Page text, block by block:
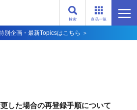
商品一覧
検索
別企画・最新Topicsはこちら ＞
した場合の再登録手順について